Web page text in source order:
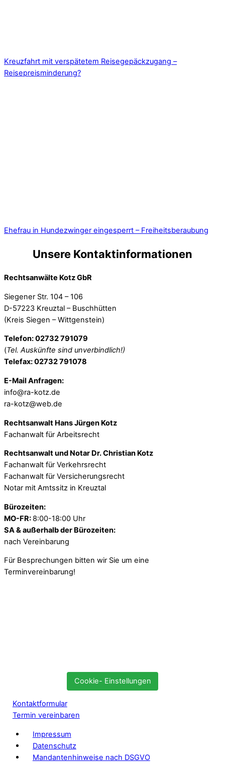
Kreuzfahrt mit verspätetem Reisegepäckzugang –
Reisepreisminderung?
Ehefrau in Hundezwinger eingesperrt – Freiheitsberaubung
Unsere Kontaktinformationen
Rechtsanwälte Kotz GbR
Siegener Str. 104 – 106
D-57223 Kreuztal – Buschhütten
(Kreis Siegen – Wittgenstein)
Telefon: 02732 791079
(Tel. Auskünfte sind unverbindlich!)
Telefax: 02732 791078
E-Mail Anfragen:
info@ra-kotz.de
ra-kotz@web.de
Rechtsanwalt Hans Jürgen Kotz
Fachanwalt für Arbeitsrecht
Rechtsanwalt und Notar Dr. Christian Kotz
Fachanwalt für Verkehrsrecht
Fachanwalt für Versicherungsrecht
Notar mit Amtssitz in Kreuztal
Bürozeiten:
MO-FR: 8:00-18:00 Uhr
SA & außerhalb der Bürozeiten:
nach Vereinbarung
Für Besprechungen bitten wir Sie um eine
Terminvereinbarung!
Cookie- Einstellungen
Kontaktformular
Termin vereinbaren
Impressum
Datenschutz
Mandantenhinweise nach DSGVO